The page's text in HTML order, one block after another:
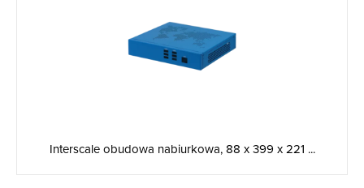
Interscale obudowa nabiurkowa, 88 x 399 x 221 ...